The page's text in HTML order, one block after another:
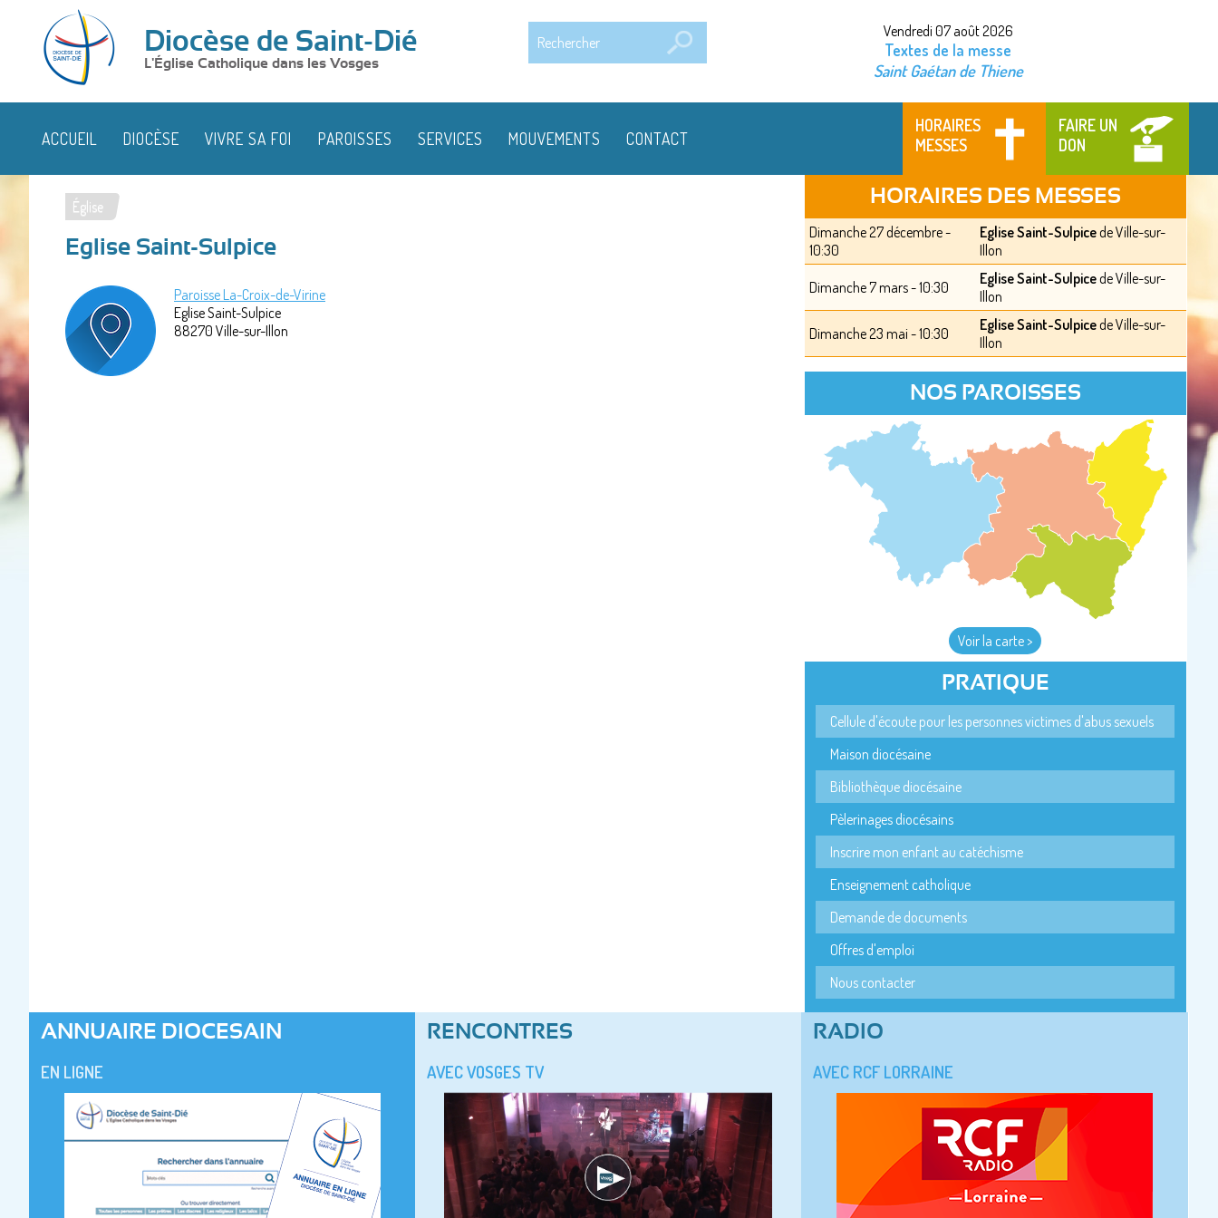
Diocèse de Saint-Dié
L'Église Catholique dans les Vosges
Vendredi 07 août 2026
Textes de la messe
Saint Gaétan de Thiene
HORAIRES
MESSES
FAIRE UN
DON
ACCUEIL DIOCÈSE VIVRE SA FOI PAROISSES SERVICES MOUVEMENTS CONTACT
Vous
êtes
ici
Église
Eglise Saint-Sulpice
Paroisse La-Croix-de-Virine
Eglise Saint-Sulpice
88270 Ville-sur-Illon
HORAIRES DES MESSES
Dimanche 27 décembre -
10:30
Eglise Saint-Sulpicede Ville-sur-
Illon
Dimanche 7 mars - 10:30 Eglise Saint-Sulpicede Ville-sur-
Illon
Dimanche 23 mai - 10:30 Eglise Saint-Sulpicede Ville-sur-
Illon
NOS PAROISSES
Voir la carte >
PRATIQUE
Cellule d'écoute pour les personnes victimes d'abus sexuels
Maison diocésaine
Bibliothèque diocésaine
Pèlerinages diocésains
Inscrire mon enfant au catéchisme
Enseignement catholique
Demande de documents
Offres d'emploi
Nous contacter
ANNUAIRE DIOCESAIN
EN LIGNE
RENCONTRES
AVEC VOSGES TV
RADIO
AVEC RCF LORRAINE